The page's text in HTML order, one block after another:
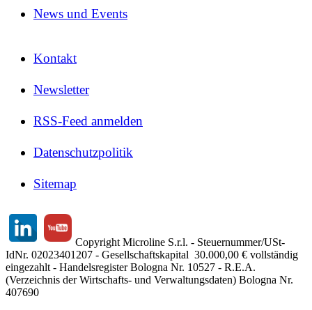
News und Events
Kontakt
Newsletter
RSS-Feed anmelden
Datenschutzpolitik
Sitemap
Copyright Microline S.r.l. - Steuernummer/USt-
IdNr. 02023401207 - Gesellschaftskapital 30.000,00 € vollständig
eingezahlt - Handelsregister Bologna Nr. 10527 - R.E.A.
(Verzeichnis der Wirtschafts- und Verwaltungsdaten) Bologna Nr.
407690